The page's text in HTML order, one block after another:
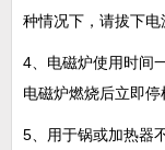
种情况下，请拔下电
4、电磁炉使用时间
电磁炉燃烧后立即停
5、用于锅或加热器